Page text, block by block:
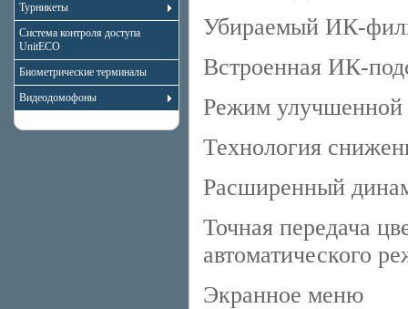
Турникеты
Система контроля доступа
UnitECO
Биометрические терминалы
Видеодомофоны
Убираемый ИК-
Встроенная ИК-
Режим улучшенной
Технология
Расширенный
Точная передача
автоматического
Экранное меню